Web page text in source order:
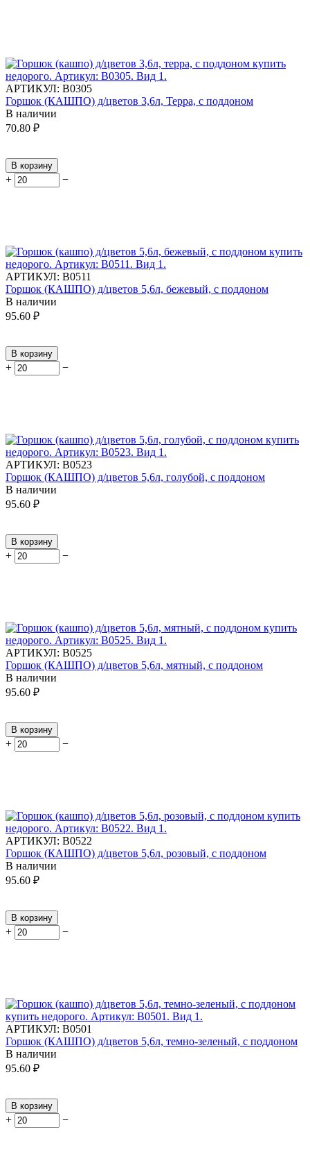
АРТИКУЛ: В0305
Горшок (КАШПО) д/цветов 3,6л, Терра, с поддоном
В наличии
70.80 ₽
В корзину
+ −
АРТИКУЛ: В0511
Горшок (КАШПО) д/цветов 5,6л, бежевый, с поддоном
В наличии
95.60 ₽
В корзину
+ −
АРТИКУЛ: В0523
Горшок (КАШПО) д/цветов 5,6л, голубой, с поддоном
В наличии
95.60 ₽
В корзину
+ −
АРТИКУЛ: В0525
Горшок (КАШПО) д/цветов 5,6л, мятный, с поддоном
В наличии
95.60 ₽
В корзину
+ −
АРТИКУЛ: В0522
Горшок (КАШПО) д/цветов 5,6л, розовый, с поддоном
В наличии
95.60 ₽
В корзину
+ −
АРТИКУЛ: В0501
Горшок (КАШПО) д/цветов 5,6л, темно-зеленый, с поддоном
В наличии
95.60 ₽
В корзину
+ −